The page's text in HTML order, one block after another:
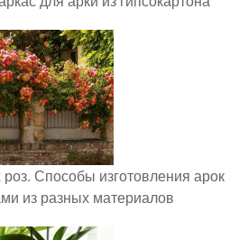
Способы изготовления арок
из разных материалов